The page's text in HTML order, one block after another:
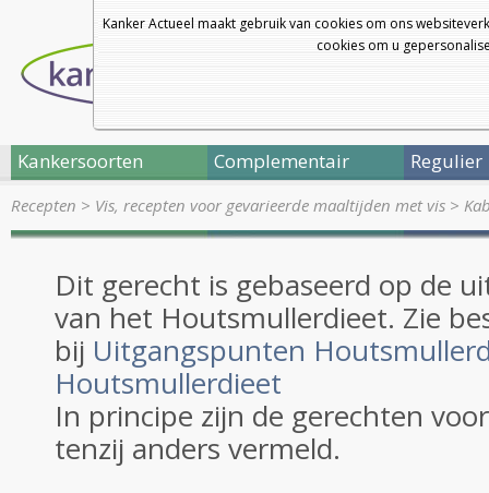
Kanker Actueel maakt gebruik van cookies om ons
cookies om u
Kankersoorten Complementair Regulier
Recepten > Vis, recepten voor gevarieerde maaltijden met vis >
Dit gerecht is gebaseerd op de
van het Houtsmullerdieet. Zie
bij Uitgangspunten
Houtsmullerdieet
In principe zijn de gerechten
tenzij anders vermeld.